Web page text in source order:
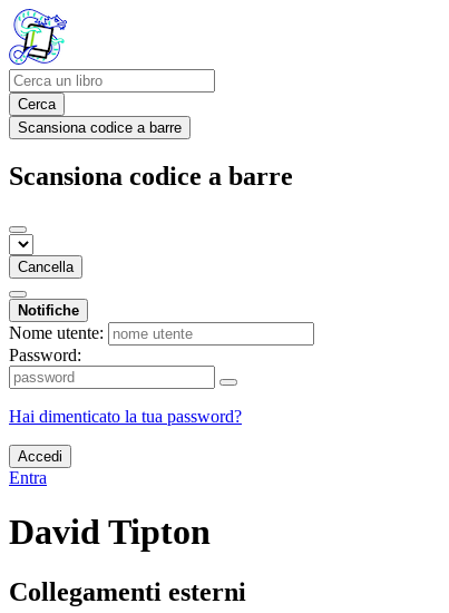
Cerca
Scansiona codice a barre
Scansiona codice a barre
Cancella
Notifiche
Nome utente:
Password:
Hai dimenticato la tua password?
Accedi
Entra
David Tipton
Collegamenti esterni